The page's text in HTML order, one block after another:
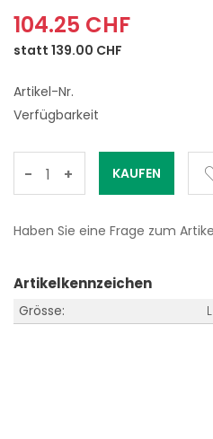
104.25 CHF
statt 139.00 CHF
Artikel-Nr.
Verfügbarkeit
- +
Haben Sie eine Frage zum
Artikelkennzeichen
Grösse: L